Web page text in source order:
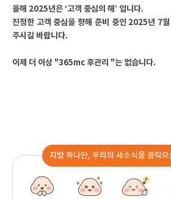
올해 2025년은 ‘고객 중심의 해’ 입니다.
진정한 고객 중심을 향해 준비 중인 2025년 7
주시길 바랍니다.
이제 더 이상 "365mc 후관리 "는 없습니다.
지방 하나만, 우리의 새소식을 클릭